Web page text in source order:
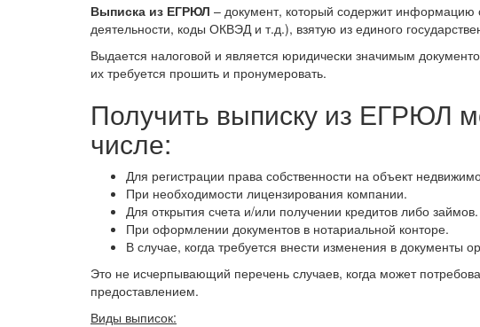
Выписка из ЕГРЮЛ – документ, который содержит информацию
деятельности, коды ОКВЭД и т.д.), взятую из единого
Выдается налоговой и является юридически значимым
их требуется прошить и пронумеровать.
Получить выписку из ЕГРЮЛ
числе:
Для регистрации права собственности на объект
При необходимости лицензирования компании.
Для открытия счета и/или получении кредитов либо займов.
При оформлении документов в нотариальной конторе.
В случае, когда требуется внести изменения в документы
Это не исчерпывающий перечень случаев, когда может
предоставлением.
Виды выписок: